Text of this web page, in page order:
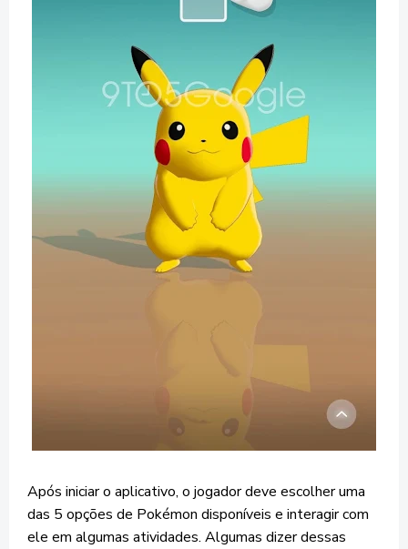
Após iniciar o aplicativo, o jogador deve escolher uma
das 5 opções de Pokémon disponíveis e interagir com
ele em algumas atividades. Algumas dizer dessas